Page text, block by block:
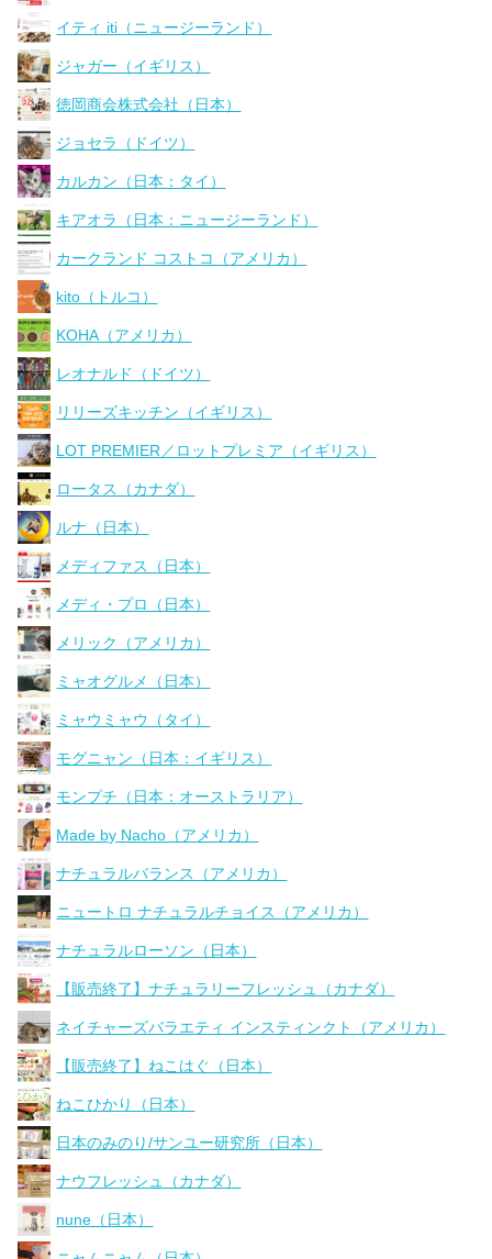
イティ iti（ニュージーランド）
ジャガー（イギリス）
徳岡商会株式会社（日本）
ジョセラ（ドイツ）
カルカン（日本：タイ）
キアオラ（日本：ニュージーランド）
カークランド コストコ（アメリカ）
kito（トルコ）
KOHA（アメリカ）
レオナルド（ドイツ）
リリーズキッチン（イギリス）
LOT PREMIER／ロットプレミア（イギリス）
ロータス（カナダ）
ルナ（日本）
メディファス（日本）
メディ・プロ（日本）
メリック（アメリカ）
ミャオグルメ（日本）
ミャウミャウ（タイ）
モグニャン（日本：イギリス）
モンプチ（日本：オーストラリア）
Made by Nacho（アメリカ）
ナチュラルバランス（アメリカ）
ニュートロ ナチュラルチョイス（アメリカ）
ナチュラルローソン（日本）
【販売終了】ナチュラリーフレッシュ（カナダ）
ネイチャーズバラエティ インスティンクト（アメリカ）
【販売終了】ねこはぐ（日本）
ねこひかり（日本）
日本のみのり/サンユー研究所（日本）
ナウフレッシュ（カナダ）
nune（日本）